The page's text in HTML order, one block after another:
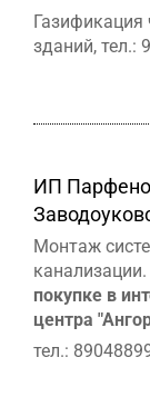
зданий, тел.:
ИП
Монтаж
канализации.
покупке в
центра
тел.: